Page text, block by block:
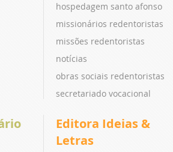
hospedagem santo afonso
missionários redentoristas
missões redentoristas
notícias
obras sociais redentoristas
secretariado vocacional
Editora Ideias &
Letras